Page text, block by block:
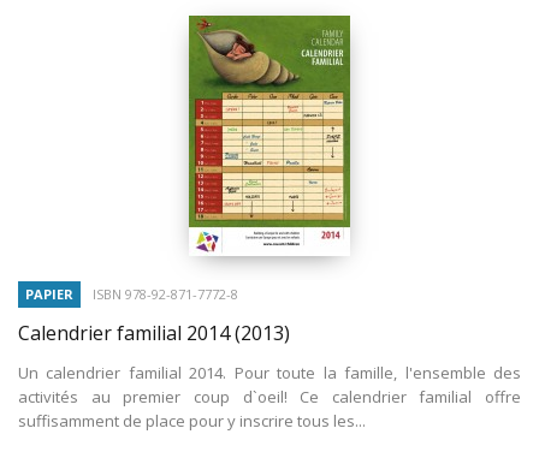
PAPIER ISBN 978-92-871-7772-8
Calendrier familial 2014(2013)
Un calendrier familial 2014. Pour toute la famille, l'ensemble des
activités au premier coup d`oeil! Ce calendrier familial offre
suffisamment de place pour y inscrire tous les...